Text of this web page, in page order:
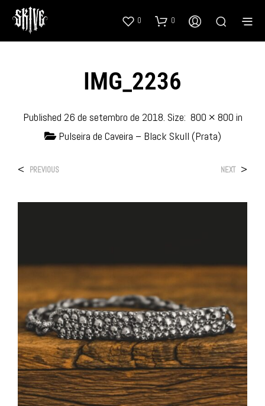
0 0
IMG_2236
Published 26 de setembro de 2018. Size: 800 × 800 in
Pulseira de Caveira – Black Skull (Prata)
< PREVIOUS NEXT >